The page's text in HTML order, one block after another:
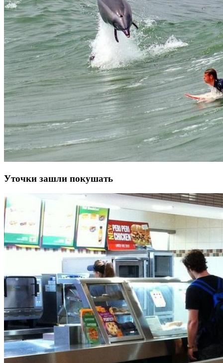
Уточки зашли покушать